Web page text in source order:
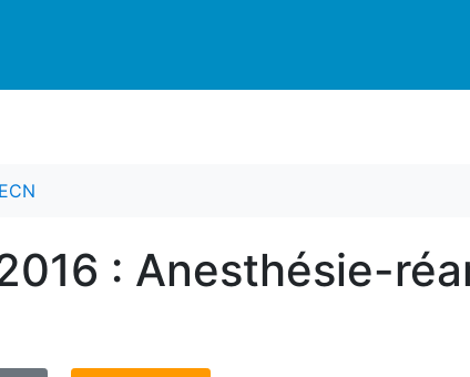
: Anesthésie-